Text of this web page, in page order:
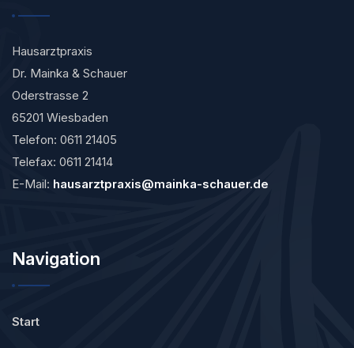
Hausarztpraxis
Dr. Mainka & Schauer
Oderstrasse 2
65201 Wiesbaden
Telefon: 0611 21405
Telefax: 0611 21414
E-Mail: hausarztpraxis@mainka-schauer.de
Navigation
Start